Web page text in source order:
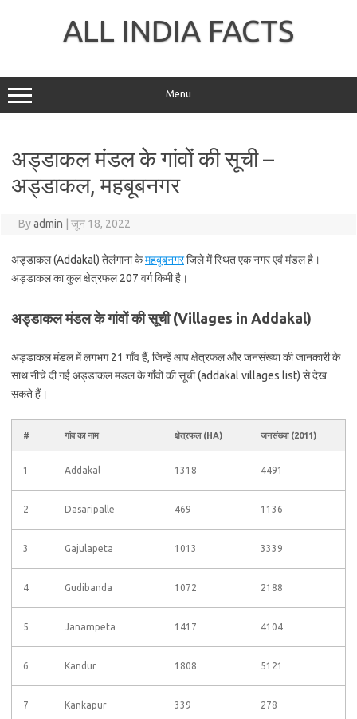
ALL INDIA FACTS
Menu
अड्डाकल मंडल के गांवों की सूची –
अड्डाकल, महबूबनगर
Byadmin जून 18, 2022
अड्डाकल (Addakal) तेलंगाना केमहबूबनगरजिले में स्थित एक नगर एवं मंडल है।
अड्डाकल का कुल क्षेत्रफल 207 वर्ग किमी है।
अड्डाकल मंडल के गांवों की सूची (Villages in Addakal)
अड्डाकल मंडल में लगभग 21 गाँव हैं, जिन्हें आप क्षेत्रफल और जनसंख्या की जानकारी के
साथ नीचे दी गई अड्डाकल मंडल के गाँवों की सूची (addakal villages list) से देख
सकते हैं।
# गांव का नाम क्षेत्रफल (HA) जनसंख्या (2011)
1 Addakal 1318 4491
2 Dasaripalle 469 1136
3 Gajulapeta 1013 3339
4 Gudibanda 1072 2188
5 Janampeta 1417 4104
6 Kandur 1808 5121
7 Kankapur 339 278